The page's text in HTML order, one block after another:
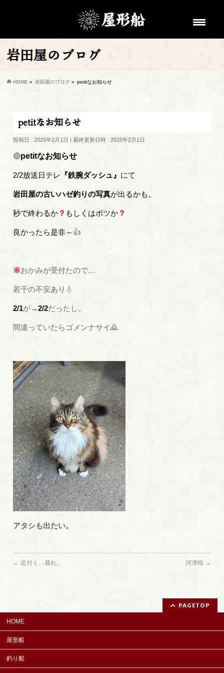
岩田屋のブログ
HOME » 岩田屋のブログ » petitなお知らせ
petitなお知らせ
投稿日 : 2025年2月1日 最終更新日時 : 2025年2月1日
🔴petitなお知らせ
2/2放送日テレ 『鉄腕ダッシュ』 にて
岩田屋の古いハゼ釣りの写真が出るかも。
秒で終わるか ？ もしくはボツか ？
良かったら是非～ 👍
※おかみが受付たので…
若干の不安あり💧
2/1が→2/2だったし。
間違っていたらゴメンナサイ🙇
アタシも出たい。
← 近付く…暮れ。 河津桜 →
PAGETOP
HOME
屋形船
釣り船